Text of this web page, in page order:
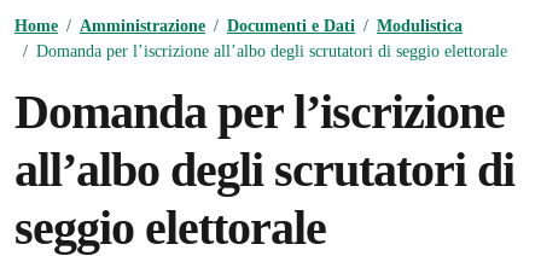
Home / Amministrazione / Documenti e Dati / Modulistica
/ Domanda per l’iscrizione all’albo degli scrutatori di seggio elettorale
Domanda per l’iscrizione
all’albo degli scrutatori di
seggio elettorale